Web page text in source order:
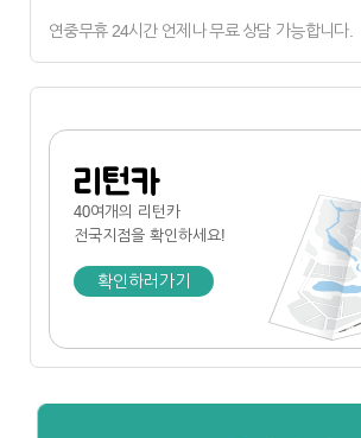
연중무휴 24시간 언제나 무료 상담 가능합니다.
리턴카
40여개의 리턴카
전국지점을 확인하세요!
확인하러가기